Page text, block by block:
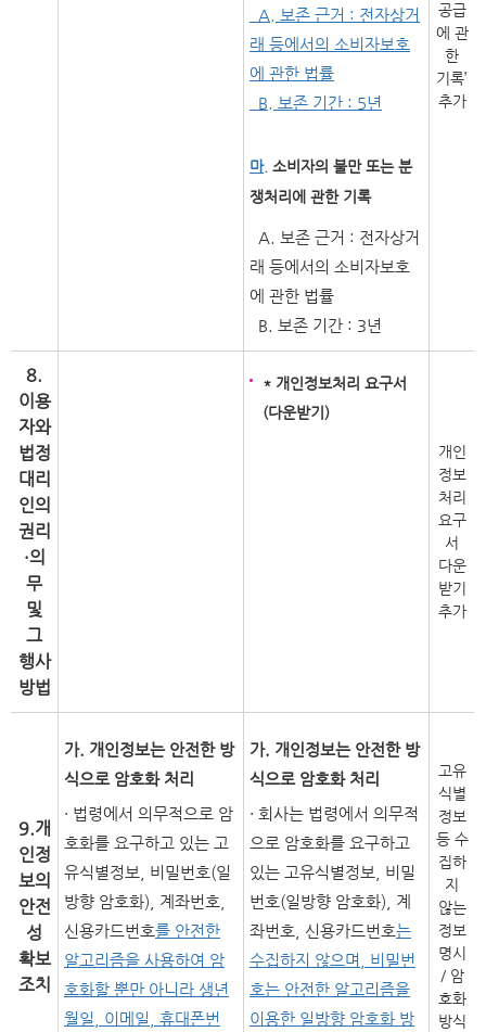
A. 보존 근거 : 전자상거
래 등에서의 소비자보호
에 관한 법률
B. 보존 기간 : 5년
마. 소비자의 불만 또는 분
쟁처리에 관한 기록
A. 보존 근거 : 전자상거
래 등에서의 소비자보호
에 관한 법률
B. 보존 기간 : 3년
공급
에 관
한
기록’
추가
8.
이용
자와
법정
대리
인의
권리
·의
무
및
그
행사
방법
* 개인정보처리 요구서
(다운받기)
개인
정보
처리
요구
서
다운
받기
추가
9.개
인정
보의
안전
성
확보
조치
가. 개인정보는 안전한 방
식으로 암호화 처리
· 법령에서 의무적으로 암
호화를 요구하고 있는 고
유식별정보, 비밀번호(일
방향 암호화), 계좌번호,
신용카드번호를 안전한
알고리즘을 사용하여 암
호화할 뿐만 아니라 생년
월일, 이메일, 휴대폰번
가. 개인정보는 안전한 방
식으로 암호화 처리
· 회사는 법령에서 의무적
으로 암호화를 요구하고
있는 고유식별정보, 비밀
번호(일방향 암호화), 계
좌번호, 신용카드번호는
수집하지 않으며, 비밀번
호는 안전한 알고리즘을
이용한 일방향 암호화 방
고유
식별
정보
등 수
집하
지
않는
정보
명시
/ 암
호화
방식